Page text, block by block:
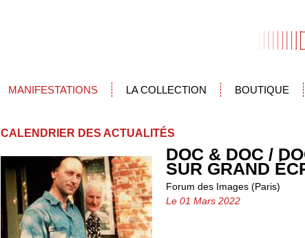
MANIFESTATIONS LA COLLECTION BOUTIQUE
CALENDRIER DES ACTUALITÉS
DOC & DOC /
SUR GRAND
Forum des Images (Paris)
Le 01 Mars 2022